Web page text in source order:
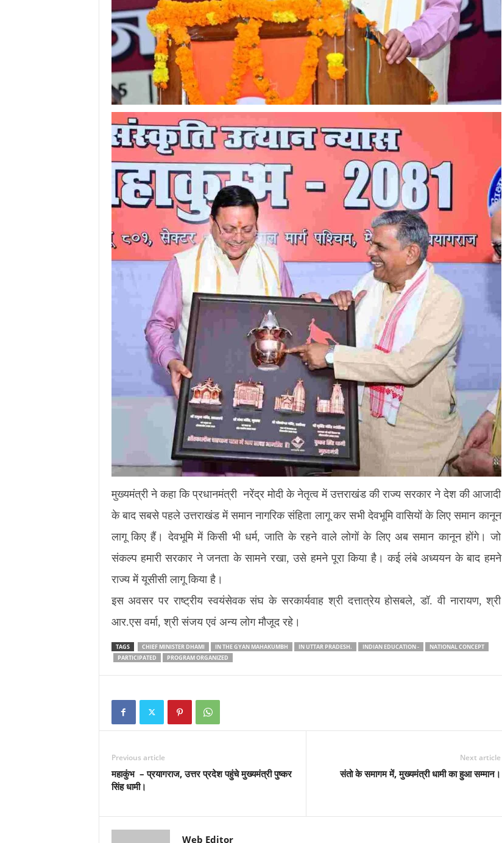
मुख्यमंत्री ने कहा कि प्रधानमंत्री नरेंद्र मोदी के नेतृत्व में उत्तराखंड की राज्य सरकार ने देश की आजादी
के बाद सबसे पहले उत्तराखंड में समान नागरिक संहिता लागू कर सभी देवभूमि वासियों के लिए समान कानून
लागू किए हैं। देवभूमि में किसी भी धर्म, जाति के रहने वाले लोगों के लिए अब समान कानून होंगे। जो
संकल्प हमारी सरकार ने जनता के सामने रखा, उसे हमने पूरा किया है। कई लंबे अध्ययन के बाद हमने
राज्य में यूसीसी लागू किया है।
इस अवसर पर राष्ट्रीय स्वयंसेवक संघ के सरकार्यवाह श्री दत्तात्रेय होसबले, डॉ. वी नारायण, श्री
आर.एस वर्मा, श्री संजय एवं अन्य लोग मौजूद रहे।
TAGS CHIEF MINISTER DHAMI IN THE GYAN MAHAKUMBH IN UTTAR PRADESH. INDIAN EDUCATION -
NATIONAL CONCEPT
PARTICIPATED
PROGRAM ORGANIZED
Previous article
महाकुंभ – प्रयागराज, उत्तर प्रदेश पहुंचे मुख्यमंत्री पुष्कर
सिंह धामी।
Next article
संतो के समागम में, मुख्यमंत्री धामी का हुआ सम्मान।
Web Editor